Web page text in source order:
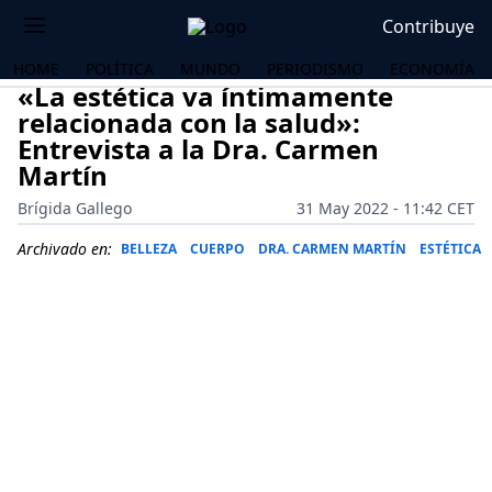
Contribuye
HOME POLÍTICA MUNDO PERIODISMO ECONOMÍA
«La estética va íntimamente
relacionada con la salud»:
Entrevista a la Dra. Carmen
Martín
Brígida Gallego
31 May 2022 - 11:42 CET
Archivado en: BELLEZA CUERPO DRA. CARMEN MARTÍN ESTÉTICA